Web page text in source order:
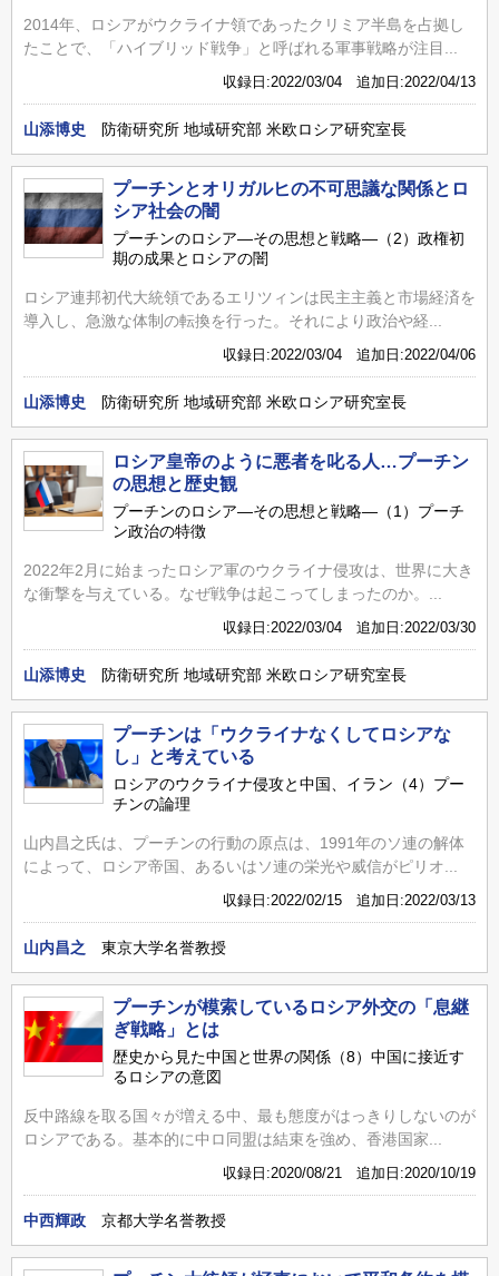
2014年、ロシアがウクライナ領であったクリミア半島を占拠し
たことで、「ハイブリッド戦争」と呼ばれる軍事戦略が注目...
収録日:2022/03/04 追加日:2022/04/13
山添博史 防衛研究所 地域研究部 米欧ロシア研究室長
プーチンとオリガルヒの不可思議な関係とロ
シア社会の闇
プーチンのロシア―その思想と戦略―（2）政権初
期の成果とロシアの闇
ロシア連邦初代大統領であるエリツィンは民主主義と市場経済を
導入し、急激な体制の転換を行った。それにより政治や経...
収録日:2022/03/04 追加日:2022/04/06
山添博史 防衛研究所 地域研究部 米欧ロシア研究室長
ロシア皇帝のように悪者を叱る人…プーチン
の思想と歴史観
プーチンのロシア―その思想と戦略―（1）プーチ
ン政治の特徴
2022年2月に始まったロシア軍のウクライナ侵攻は、世界に大き
な衝撃を与えている。なぜ戦争は起こってしまったのか。...
収録日:2022/03/04 追加日:2022/03/30
山添博史 防衛研究所 地域研究部 米欧ロシア研究室長
プーチンは「ウクライナなくしてロシアな
し」と考えている
ロシアのウクライナ侵攻と中国、イラン（4）プー
チンの論理
山内昌之氏は、プーチンの行動の原点は、1991年のソ連の解体
によって、ロシア帝国、あるいはソ連の栄光や威信がピリオ...
収録日:2022/02/15 追加日:2022/03/13
山内昌之 東京大学名誉教授
プーチンが模索しているロシア外交の「息継
ぎ戦略」とは
歴史から見た中国と世界の関係（8）中国に接近す
るロシアの意図
反中路線を取る国々が増える中、最も態度がはっきりしないのが
ロシアである。基本的に中ロ同盟は結束を強め、香港国家...
収録日:2020/08/21 追加日:2020/10/19
中西輝政 京都大学名誉教授